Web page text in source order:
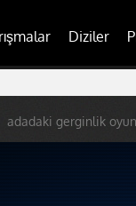
Diziler
adadaki gerginlik